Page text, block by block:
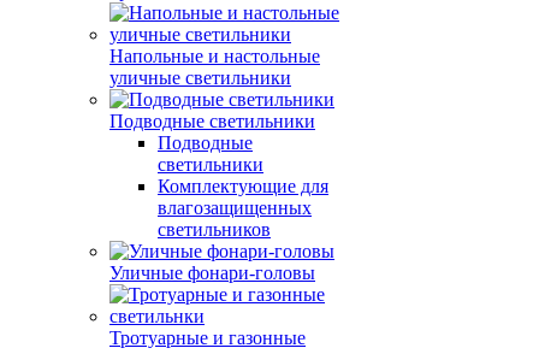
Напольные и настольные
уличные светильники
Подводные светильники
Подводные
светильники
Комплектующие для
влагозащищенных
светильников
Уличные фонари-головы
Тротуарные и газонные